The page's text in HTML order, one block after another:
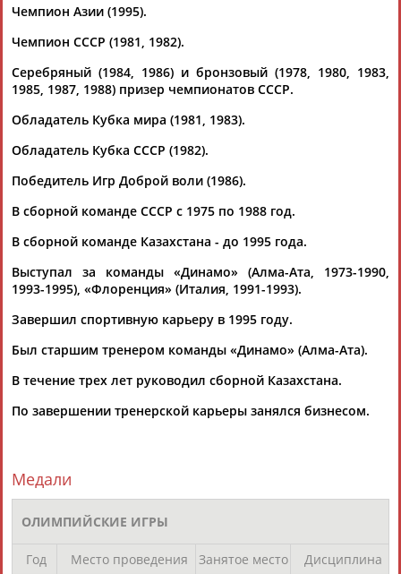
АБДРАХМАНОВАБДРАХМАНОВААБДУВАЛИЕВ
Рамазан
Тагир
Камиль
Загалав
АБДУЛДАУДОВАБДУЛЖАЛИЛОВ
Чемпион Азии (1995).
Чемпион СССР (1981, 1982).
Серебряный (1984, 1986) и бронзовый (1978, 1980, 1983,
1985, 1987, 1988) призер чемпионатов СССР.
Обладатель Кубка мира (1981, 1983).
Обладатель Кубка СССР (1982).
Победитель Игр Доброй воли (1986).
В сборной команде СССР с 1975 по 1988 год.
В сборной команде Казахстана - до 1995 года.
Выступал за команды «Динамо» (Алма-Ата, 1973-1990,
1993-1995), «Флоренция» (Италия, 1991-1993).
Завершил спортивную карьеру в 1995 году.
Был старшим тренером команды «Динамо» (Алма-Ата).
В течение трех лет руководил сборной Казахстана.
По завершении тренерской карьеры занялся бизнесом.
Медали
ОЛИМПИЙСКИЕ ИГРЫ
Год Место проведения Занятое место Дисциплина